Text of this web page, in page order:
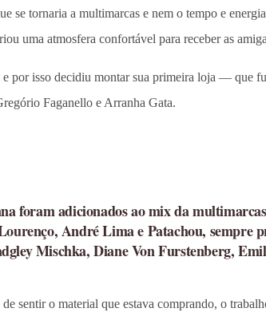
tornaria a multimarcas e nem o tempo e
uma atmosfera confortável para receber as
por isso decidiu montar sua primeira loja — que
Faganello e Arranha Gata.
foram adicionados ao mix da
André Lima e Patachou, sempre
Mischka, Diane Von Furstenberg,
sentir o material que estava comprando, o